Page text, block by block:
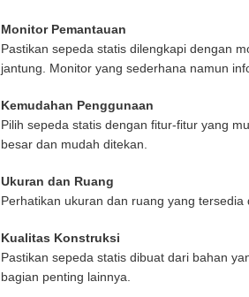
Monitor Pemantauan
Pastikan sepeda statis dilengkapi dengan
jantung. Monitor yang sederhana namun
Kemudahan Penggunaan
Pilih sepeda statis dengan fitur-fitur yang
besar dan mudah ditekan.
Ukuran dan Ruang
Perhatikan ukuran dan ruang yang
Kualitas Konstruksi
Pastikan sepeda statis dibuat dari bahan
bagian penting lainnya.